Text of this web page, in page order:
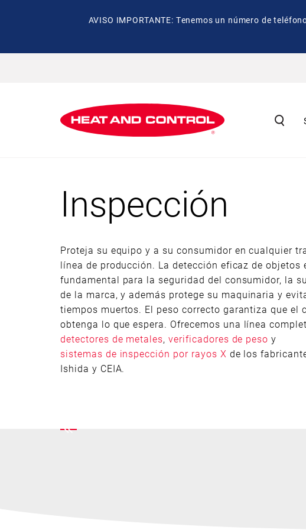
AVISO IMPORTANTE: Tenemos un número de
Inspección
Proteja su equipo y a su consumidor en cualquier
línea de producción. La detección eficaz de objetos
fundamental para la seguridad del consumidor, la
de la marca, y además protege su maquinaria y
tiempos muertos. El peso correcto garantiza que el
obtenga lo que espera. Ofrecemos una línea
detectores de metales,verificadores de peso y
sistemas de inspección por rayos X de los
Ishida y CEIA.